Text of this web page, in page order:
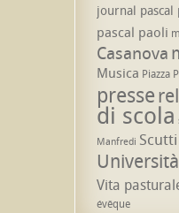
journal pascal
pascal paoli
Casanova
Musica Piazza
presse
di scola
Manfredi Scutti
Università
Vita
évêque